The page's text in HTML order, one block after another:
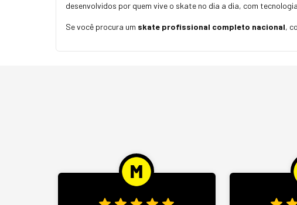
desenvolvidos por quem vive o skate no dia a dia, com
Se você procura um skate profissional completo nacional,